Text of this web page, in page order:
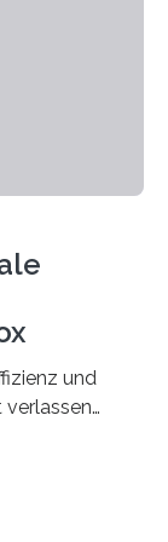
Hinsicht
und
Partnern.